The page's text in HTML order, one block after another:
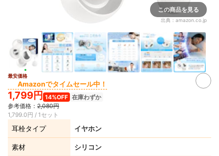
この商品を見る
出典： amazon.co.jp
最安価格
Amazonでタイムセール中！
1,799円 14%OFF 在庫わずか
参考価格： 2,080円
1,799.0円 / 1セット
耳栓タイプ イヤホン
素材 シリコン